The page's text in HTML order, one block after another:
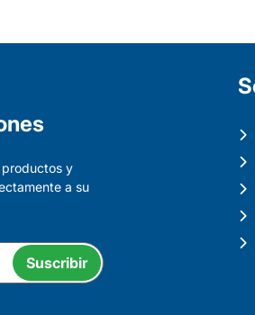
y
a su
Suscribir